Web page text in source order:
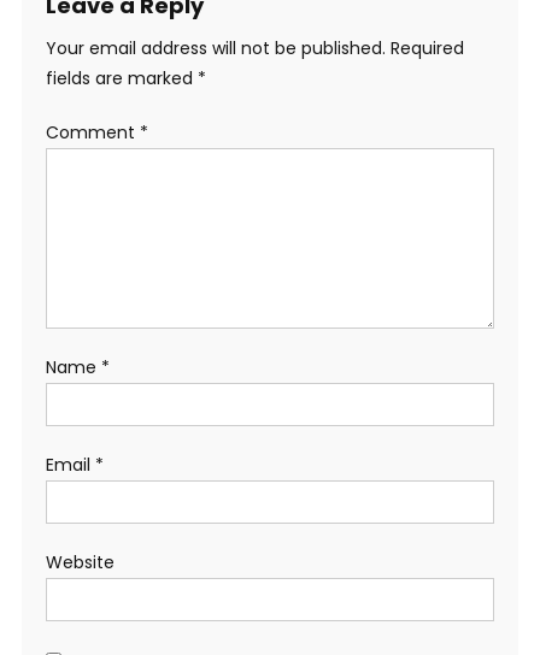
Your email address will not be published. Required
fields are marked *
Comment *
Name *
Email *
Website